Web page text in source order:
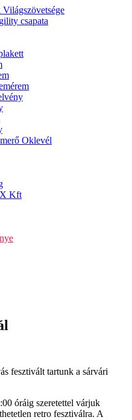
csapata
Oklevél
Kft
fesztivált tartunk a sárvári
óráig szeretettel várjuk
retro fesztiválra. A